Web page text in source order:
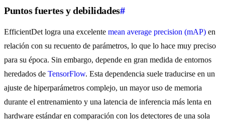
Puntos fuertes y debilidades#
EfficientDet logra una excelente mean average precision (mAP) en
relación con su recuento de parámetros, lo que lo hace muy preciso
para su época. Sin embargo, depende en gran medida de entornos
heredados de TensorFlow. Esta dependencia suele traducirse en un
ajuste de hiperparámetros complejo, un mayor uso de memoria
durante el entrenamiento y una latencia de inferencia más lenta en
hardware estándar en comparación con los detectores de una sola